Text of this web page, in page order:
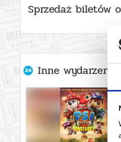
Sprzedaż biletów
Inne wydarzenia